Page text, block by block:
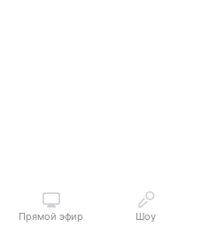
Прямой эфир Шоу